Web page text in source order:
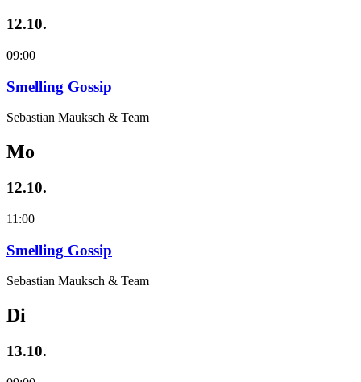
12.10.
09:00
Smelling Gossip
Sebastian Mauksch & Team
Mo
12.10.
11:00
Smelling Gossip
Sebastian Mauksch & Team
Di
13.10.